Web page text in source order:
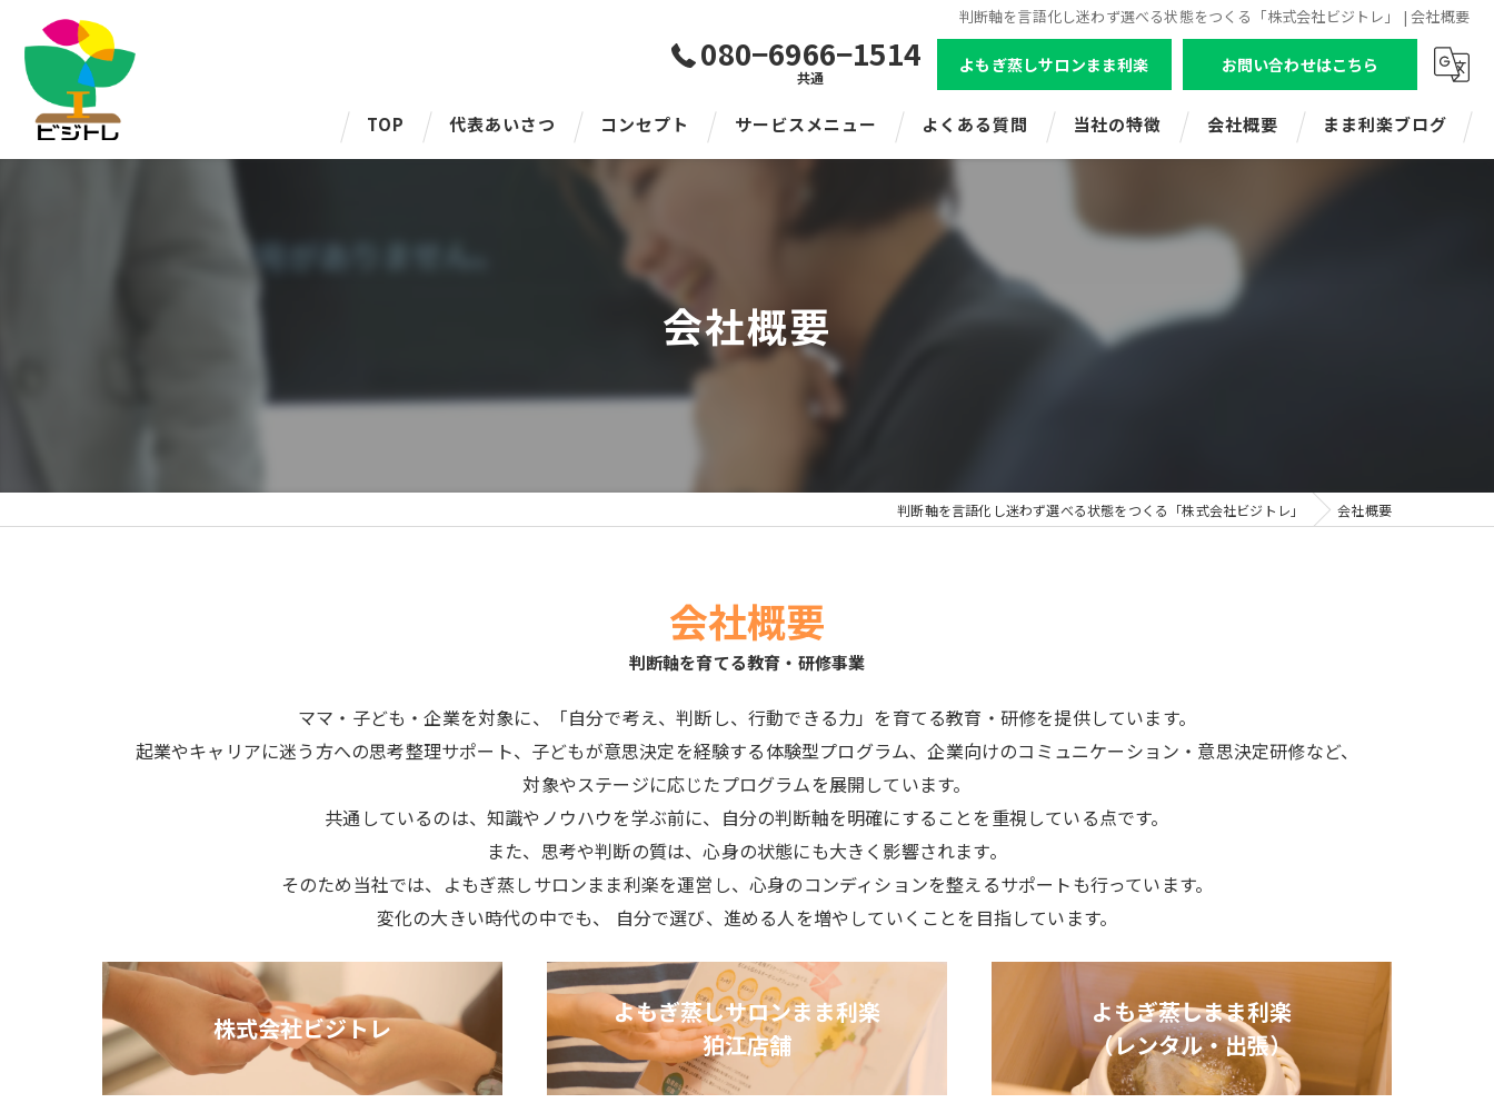
判断軸を言語化し迷わず選べる状態をつくる「株式会社ビジトレ」 | 会社概要
080−6966−1514
共通
よもぎ蒸しサロンまま利楽 お問い合わせはこちら
TOP 代表あいさつ コンセプト サービスメニュー よくある質問 当社の特徴
ビジトレ for スクール
会社概要
よもぎ蒸しまま利楽（レンタル・出張）
まま利楽ブログ
会社概要
判断軸を言語化し迷わず選べる状態をつくる「株式会社ビジトレ」 会社概要
会社概要
判断軸を育てる教育・研修事業
ママ・子ども・企業を対象に、「自分で考え、判断し、行動できる力」を育てる教育・研修を提供しています。
起業やキャリアに迷う方への思考整理サポート、子どもが意思決定を経験する体験型プログラム、企業向けのコミュニケーション・意思決定研修など、
対象やステージに応じたプログラムを展開しています。
共通しているのは、知識やノウハウを学ぶ前に、自分の判断軸を明確にすることを重視している点です。
また、思考や判断の質は、心身の状態にも大きく影響されます。
そのため当社では、よもぎ蒸しサロンまま利楽を運営し、心身のコンディションを整えるサポートも行っています。
変化の大きい時代の中でも、 自分で選び、進める人を増やしていくことを目指しています。
株式会社ビジトレ
よもぎ蒸しサロンまま利楽
狛江店舗
よもぎ蒸しまま利楽
（レンタル・出張）